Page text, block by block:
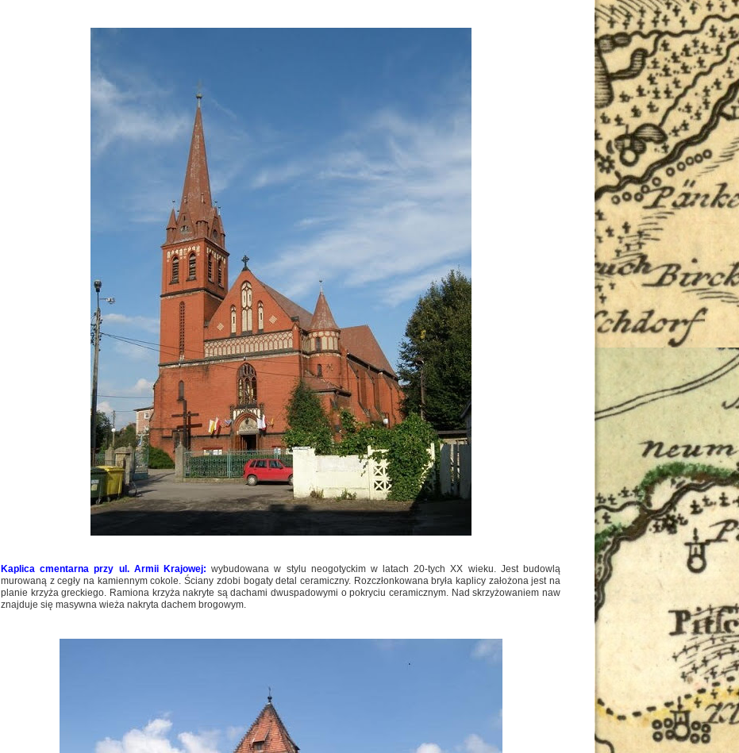
Kaplica cmentarna przy ul. Armii Krajowej: wybudowana w stylu neogotyckim w latach 20-tych XX wieku. Jest budowlą
murowaną z cegły na kamiennym cokole. Ściany zdobi bogaty detal ceramiczny. Rozczłonkowana bryła kaplicy założona jest na
planie krzyża greckiego. Ramiona krzyża nakryte są dachami dwuspadowymi o pokryciu ceramicznym. Nad skrzyżowaniem naw
znajduje się masywna wieża nakryta dachem brogowym.